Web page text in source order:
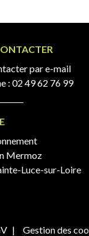
par e-mail
: 02 49 62 76 99
Mermoz
Luce-sur-Loire
Gestion des